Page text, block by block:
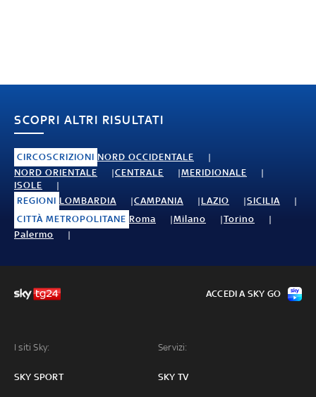
SCOPRI ALTRI RISULTATI
CIRCOSCRIZIONI NORD OCCIDENTALE
NORD ORIENTALE
CENTRALE
MERIDIONALE
ISOLE
REGIONI LOMBARDIA CAMPANIA LAZIO
SICILIA
CITTÀ METROPOLITANE Roma Milano
Torino
Palermo
I siti Sky:
SKY SPORT
Servizi:
SKY TV
ACCEDI A SKY GO